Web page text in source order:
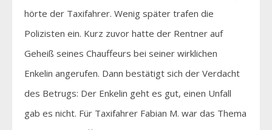
hörte der Taxifahrer. Wenig später trafen die
Polizisten ein. Kurz zuvor hatte der Rentner auf
Geheiß seines Chauffeurs bei seiner wirklichen
Enkelin angerufen. Dann bestätigt sich der Verdacht
des Betrugs: Der Enkelin geht es gut, einen Unfall
gab es nicht. Für Taxifahrer Fabian M. war das Thema